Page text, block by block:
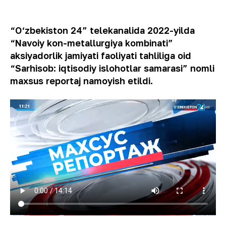
“O‘zbekiston 24” telekanalida 2022-yilda
“Navoiy kon-metallurgiya kombinati”
aksiyadorlik jamiyati faoliyati tahliliga oid
“Sarhisob: iqtisodiy islohotlar samarasi” nomli
maxsus reportaj namoyish etildi.